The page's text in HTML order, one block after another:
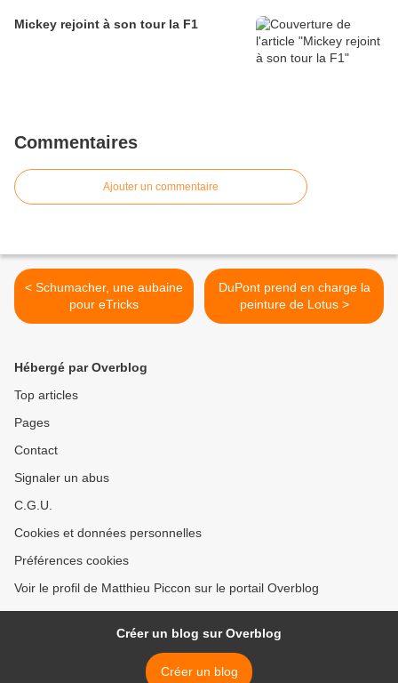
Mickey rejoint à son tour la F1
Commentaires
Ajouter un commentaire
< Schumacher, une aubaine
pour eTricks
DuPont prend en charge la
peinture de Lotus >
Hébergé par Overblog
Top articles
Pages
Contact
Signaler un abus
C.G.U.
Cookies et données personnelles
Préférences cookies
Voir le profil de Matthieu Piccon sur le portail Overblog
Créer un blog sur Overblog
Créer un blog